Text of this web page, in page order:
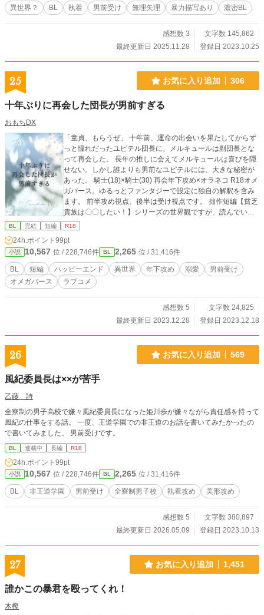
異世界？ BL 執着 男前受け 無理矢理 暴力描写あり 濃密BL
感想数 3
文字数 145,862
最終更新日 2025.11.28
登録日 2023.10.25
25 お気に入り追加 306
十年ぶりに再会した団長が男前すぎる
おもちDX
「童貞、もらうぜ」 十年前、運命の出会いを果たしてからず
っと憧れだったユピテル団長に、メルキュールは副団長とな
って再会した。 長年の推しに会えてメルキュールは喜びを隠
せない。しかし誰よりも男前なユピテルには、大きな秘密が
あった。 騎士(18)×騎士(30) 再会年下攻め×オラネコ R18オメ
ガバース。ゆるっとファンタジーで設定に独自の解釈を含み
ます。 前半攻め視点、後半は受け視点です。 拙作短編【貧乏
貴族は〇〇したい！】シリーズの世界観ですが、読んでいな
くても問題ありません。
BL 完結 短編 R18
24h.ポイント 99pt
小説 10,567 位 / 228,746件 BL 2,265 位 / 31,416件
BL 短編 ハッピーエンド 異世界 年下攻め 溺愛
男前受け
オメガバース
ラブコメ
感想数 5
文字数 24,825
最終更新日 2023.12.28
登録日 2023.12.18
26 お気に入り追加 569
風紀委員長は××が苦手
乙藤 詩
全寮制の男子高校で嫌々風紀委員長になった姫川歩が嫌々ながら責任感を持って
風紀の仕事をする話。 一度、王道学園での非王道のお話を書いてみたかったの
で書いてみました。 男前受けです。
BL 連載中 長編 R18
24h.ポイント 99pt
小説 10,567 位 / 228,746件 BL 2,265 位 / 31,416件
BL 非王道学園 男前受け 全寮制男子校 執着攻め 美形攻め
感想数 5
文字数 380,897
最終更新日 2026.05.09
登録日 2023.10.13
27 お気に入り追加 1,451
誰かこの暴君を殴ってくれ！
木樫